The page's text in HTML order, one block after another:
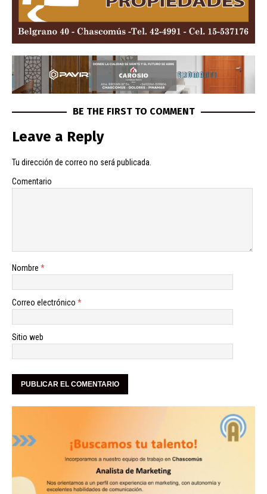
BE THE FIRST TO COMMENT
Leave a Reply
Tu dirección de correo no será publicada.
Comentario
Nombre *
Correo electrónico *
Sitio web